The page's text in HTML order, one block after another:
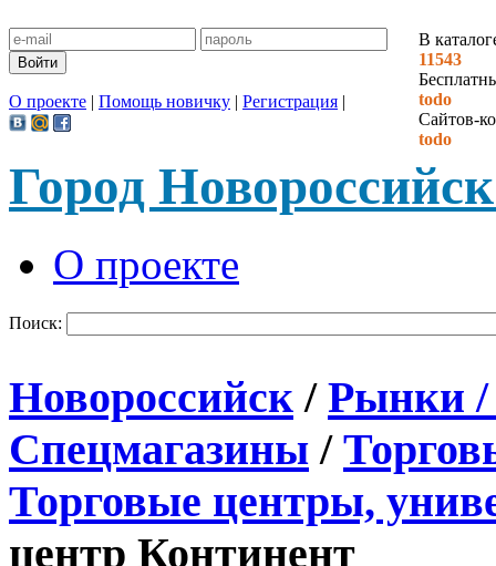
В
11543
todo
Сайтов-
todo
О проекте | Помощь новичку | Регистрация |
Город
О проекте
Поиск:
Новороссийск / Рынки /
Спецмагазины /
Торговые центры,
центр Континент